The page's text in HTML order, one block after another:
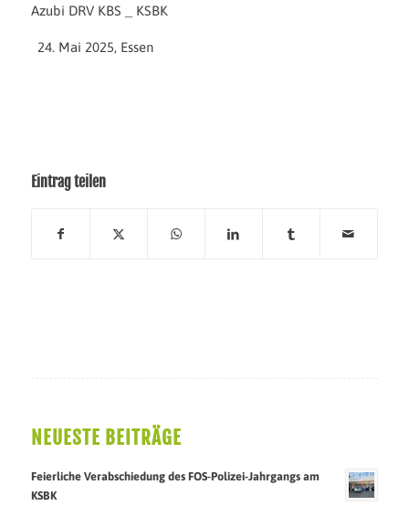
Azubi DRV KBS _ KSBK
Mai 2025, Essen
Eintrag teilen
NEUESTE BEITRÄGE
Feierliche Verabschiedung des FOS-Polizei-Jahrgangs am
KSBK